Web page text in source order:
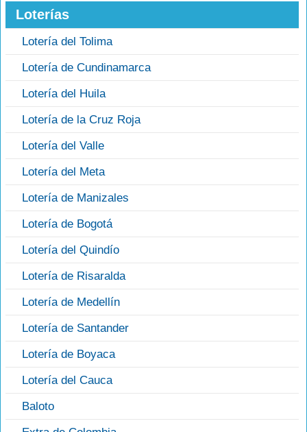
Loterías
Lotería del Tolima
Lotería de Cundinamarca
Lotería del Huila
Lotería de la Cruz Roja
Lotería del Valle
Lotería del Meta
Lotería de Manizales
Lotería de Bogotá
Lotería del Quindío
Lotería de Risaralda
Lotería de Medellín
Lotería de Santander
Lotería de Boyaca
Lotería del Cauca
Baloto